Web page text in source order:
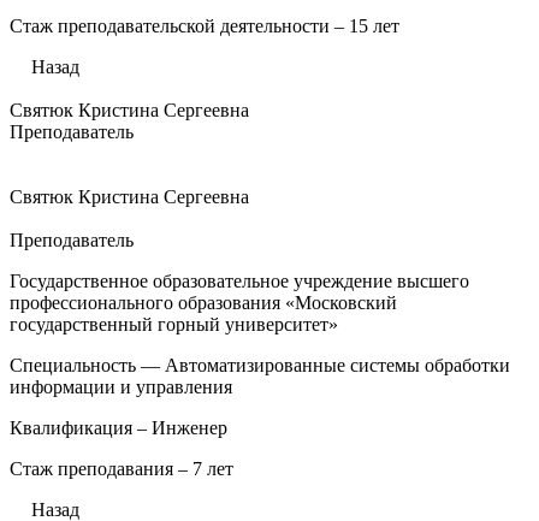
Стаж преподавательской деятельности – 15 лет
Назад
Святюк Кристина Сергеевна
Преподаватель
Святюк Кристина Сергеевна
Преподаватель
Государственное образовательное учреждение высшего
профессионального образования «Московский
государственный горный университет»
Специальность — Автоматизированные системы обработки
информации и управления
Квалификация – Инженер
Стаж преподавания – 7 лет
Назад